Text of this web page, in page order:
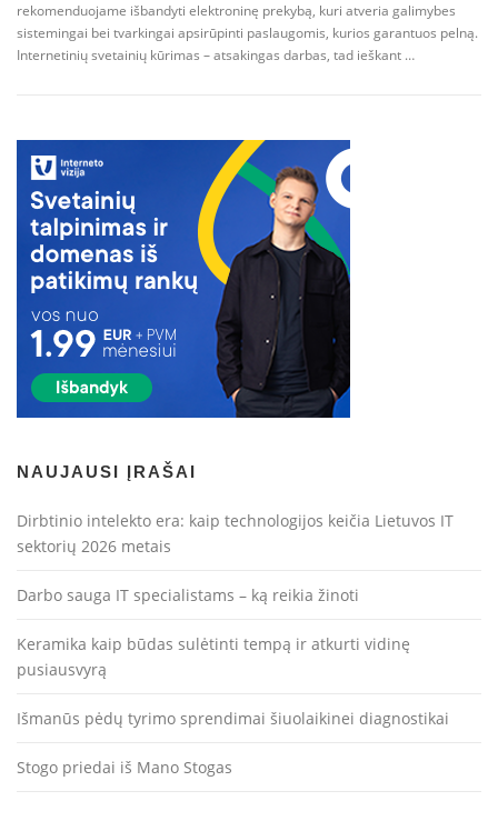
rekomenduojame išbandyti elektroninę prekybą, kuri atveria galimybes
sistemingai bei tvarkingai apsirūpinti paslaugomis, kurios garantuos pelną.
Internetinių svetainių kūrimas – atsakingas darbas, tad ieškant …
NAUJAUSI ĮRAŠAI
Dirbtinio intelekto era: kaip technologijos keičia Lietuvos IT
sektorių 2026 metais
Darbo sauga IT specialistams – ką reikia žinoti
Keramika kaip būdas sulėtinti tempą ir atkurti vidinę
pusiausvyrą
Išmanūs pėdų tyrimo sprendimai šiuolaikinei diagnostikai
Stogo priedai iš Mano Stogas